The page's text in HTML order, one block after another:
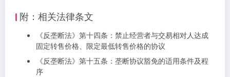
附：相关法律条文
《反垄断法》第十四条：禁止经营者与交易相对人达成
固定转售价格、限定最低转售价格的协议
《反垄断法》第十五条：垄断协议豁免的适用条件及程
序